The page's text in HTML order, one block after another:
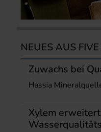
NEUES AUS FIVE
Zuwachs bei
Hassia
Xylem